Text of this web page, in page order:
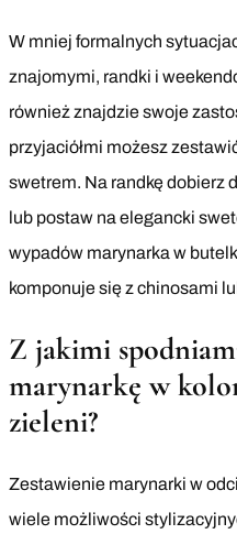
W mniej formalnych
znajomymi, randki i
również znajdzie swoje
przyjaciółmi możesz
swetrem. Na randkę dobierz
lub postaw na elegancki
wypadów marynarka w
komponuje się z chinosami
Z jakimi
marynarkę w
zieleni?
Zestawienie marynarki w
wiele możliwości